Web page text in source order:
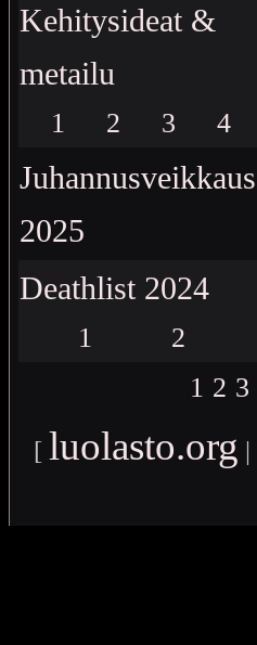
Kehitysideat &
metailu
1 2 3 4
Juhannusveikkaus
2025
Deathlist 2024
1 2
1 2 3
[ luolasto.org |